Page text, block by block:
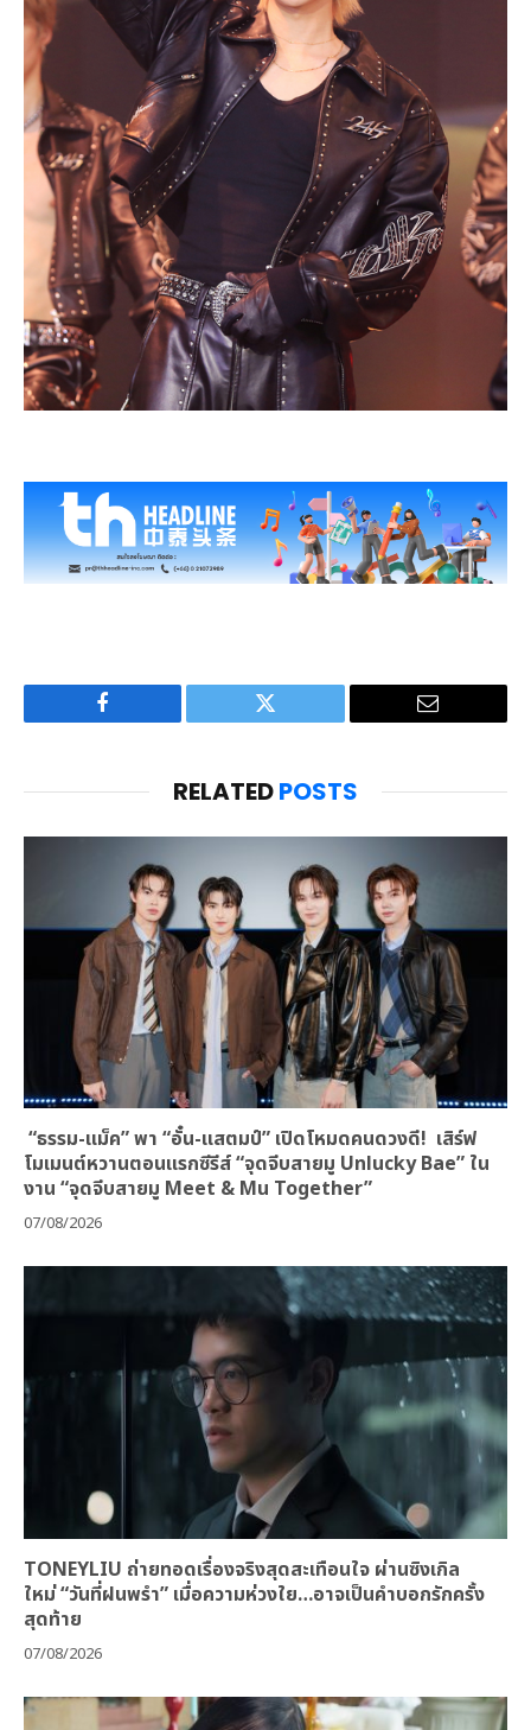
Facebook Twitter Email
RELATEDPOSTS
“ธรรม-แม็ค” พา “อั๋น-แสตมป์” เปิดโหมดคนดวงดี! เสิร์ฟ
โมเมนต์หวานตอนแรกซีรีส์ “จุดจีบสายมู Unlucky Bae” ใน
งาน “จุดจีบสายมู Meet & Mu Together”
07/08/2026
TONEYLIU ถ่ายทอดเรื่องจริงสุดสะเทือนใจ ผ่านซิงเกิล
ใหม่ “วันที่ฝนพรำ” เมื่อความห่วงใย…อาจเป็นคำบอกรักครั้ง
สุดท้าย
07/08/2026